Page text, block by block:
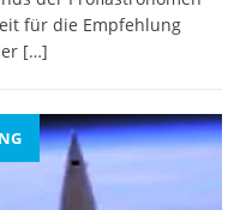
für die Empfehlung
[…]